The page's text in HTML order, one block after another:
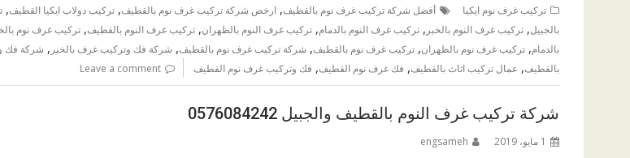
تركيب غرف نوم ايكيا أفضل شركة تركيب غرف نوم بالقطيف, ارخص شركة تركيب غرف نوم بالقطيف, تركيب دولاب ايكيا القطيف,
بالجبيل, تركيب غرف النوم بالخبر , تركيب غرف النوم بالدمام, تركيب غرف النوم بالظهران, تركيب غرف النوم بالقطيف, تركيب غرف نوم
بالدمام, تركيب غرف نوم بالظهران, تركيب غرف نوم بالقطيف, شركة تركيب غرف نوم بالقطيف, شركة فك وتركيب غرف بالخبر , شركة فك
بالقطيف, عمال تركيب اثاث بالقطيف, فك غرف نوم القطيف, فك وتركيب غرف نوم القطيف Leave a comment
شركة تركيب غرف النوم بالقطيف والجبيل 0576084242
1 مايو، 2019 engsameh